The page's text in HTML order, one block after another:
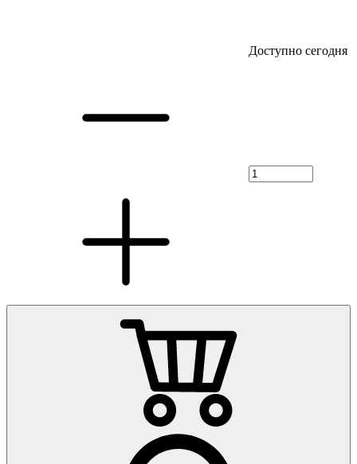
Доступно сегодня